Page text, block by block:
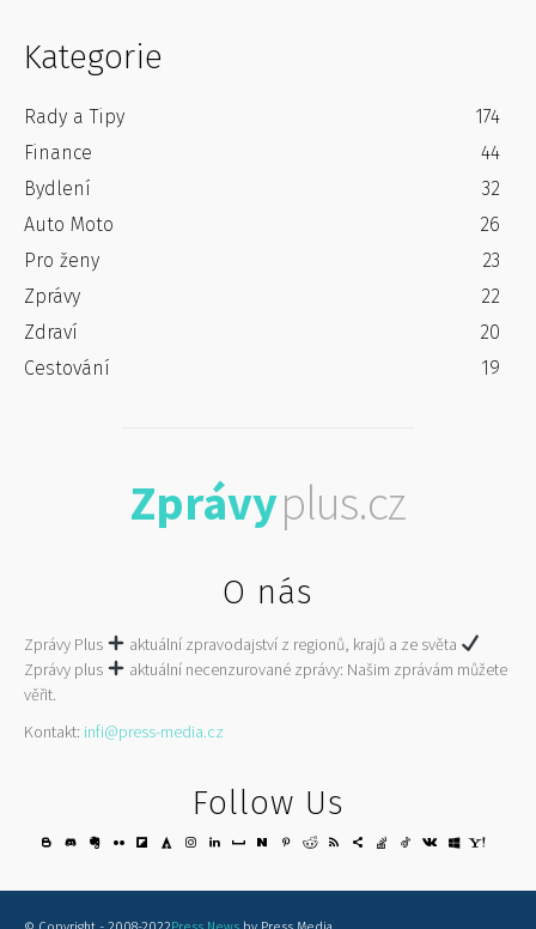
Kategorie
Rady a Tipy
174
Finance
44
Bydlení
32
Auto Moto
26
Pro ženy
23
Zprávy
22
Zdraví
20
Cestování
19
Zprávyplus.cz
O nás
Zprávy Plus
aktuální zpravodajství z regionů, krajů a ze světa
Zprávy plus
aktuální necenzurované zprávy: Našim zprávám můžete
věřit.
Kontakt: infi@press-media.cz
Follow Us